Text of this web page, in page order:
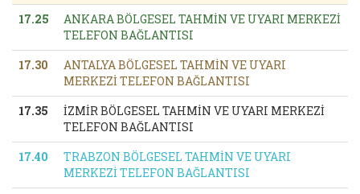
17.25
ANKARA BÖLGESEL TAHMİN VE UYARI MERKEZİ
TELEFON BAĞLANTISI
17.30
ANTALYA BÖLGESEL TAHMİN VE UYARI
MERKEZİ TELEFON BAĞLANTISI
17.35
İZMİR BÖLGESEL TAHMİN VE UYARI MERKEZİ
TELEFON BAĞLANTISI
17.40
TRABZON BÖLGESEL TAHMİN VE UYARI
MERKEZİ TELEFON BAĞLANTISI